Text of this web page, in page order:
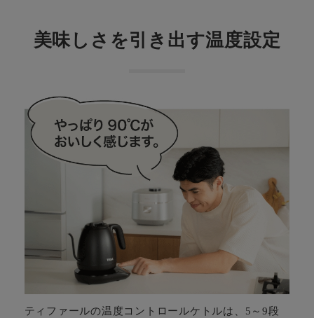
美味しさを引き出す温度設定
ティファールの温度コントロールケトルは、5～9段